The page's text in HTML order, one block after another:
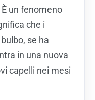
un fenomeno
che i
se ha
in una nuova
capelli nei mesi